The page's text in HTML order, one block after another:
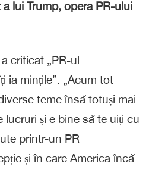
lui Trump, opera PR-ului
criticat „PR-ul
ia mințile”. „Acum tot
teme însă totuși mai
lucruri și e bine să te uiți cu
printr-un PR
și în care America încă